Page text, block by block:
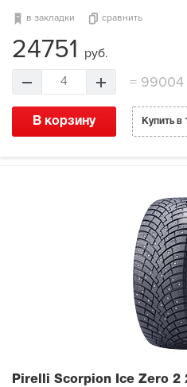
в закладки сравнить
24751 руб.
4 =99004
В корзину Купить в
Pirelli Scorpion Ice Zero 2